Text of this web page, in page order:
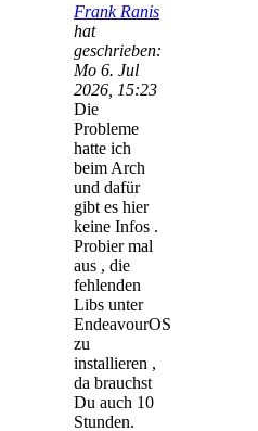
Frank Ranis
hat
geschrieben:
Mo 6. Jul
2026, 15:23
Die
Probleme
hatte ich
beim Arch
und dafür
gibt es hier
keine Infos .
Probier mal
aus , die
fehlenden
Libs unter
EndeavourOS
zu
installieren ,
da brauchst
Du auch 10
Stunden.